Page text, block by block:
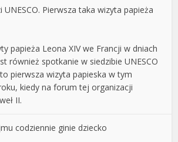
UNESCO. Pierwsza taka wizyta papieża
papieża Leona XIV we Francji w dniach
również spotkanie w siedzibie UNESCO
pierwsza wizyta papieska w tym
kiedy na forum tej organizacji
II.
codziennie ginie dziecko